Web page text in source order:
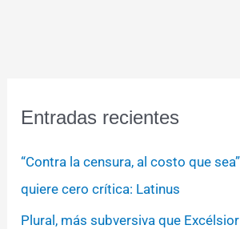
Entradas recientes
“Contra la censura, al costo que
quiere cero crítica: Latinus
Plural, más subversiva que Excélsior